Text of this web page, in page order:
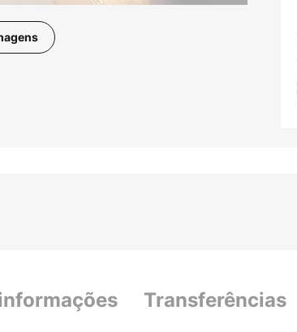
Transferências